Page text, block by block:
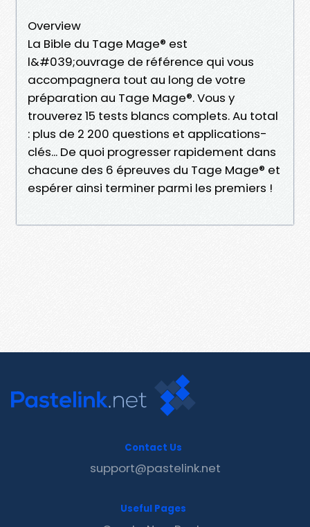
Overview
La Bible du Tage Mage® est
l&#039;ouvrage de référence qui vous
accompagnera tout au long de votre
préparation au Tage Mage®. Vous y
trouverez 15 tests blancs complets. Au total
: plus de 2 200 questions et applications-
clés... De quoi progresser rapidement dans
chacune des 6 épreuves du Tage Mage® et
espérer ainsi terminer parmi les premiers !
Contact Us
support@pastelink.net
Useful Pages